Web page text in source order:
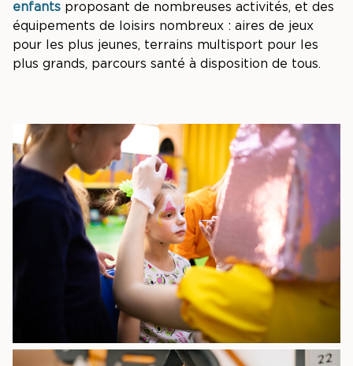
enfants proposant de nombreuses activités, et des
équipements de loisirs nombreux : aires de jeux
pour les plus jeunes, terrains multisport pour les
plus grands, parcours santé à disposition de tous.